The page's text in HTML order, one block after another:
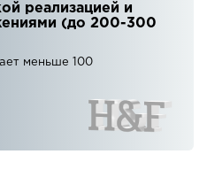
реализацией и
(до 200-300
меньше 100